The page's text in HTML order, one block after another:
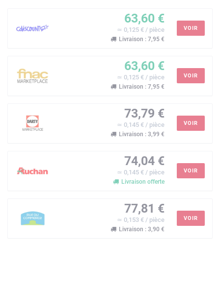
63,60 €
≃ 0,125 € / pièce
Livraison : 7,95 €
VOIR
63,60 €
≃ 0,125 € / pièce
Livraison : 7,95 €
VOIR
73,79 €
≃ 0,145 € / pièce
Livraison : 3,99 €
VOIR
74,04 €
≃ 0,145 € / pièce
Livraison offerte
VOIR
77,81 €
≃ 0,153 € / pièce
Livraison : 3,90 €
VOIR